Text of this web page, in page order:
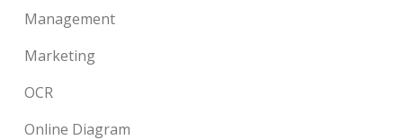
Management
Marketing
OCR
Online Diagram